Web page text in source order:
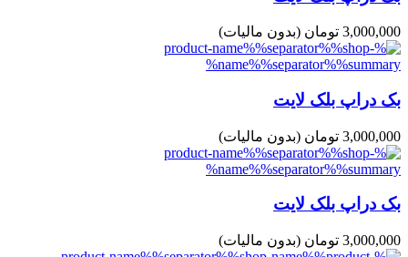
3,000,000 تومان (بدون مالیات)
بک دراپ بلک لایت
3,000,000 تومان (بدون مالیات)
بک دراپ بلک لایت
3,000,000 تومان (بدون مالیات)